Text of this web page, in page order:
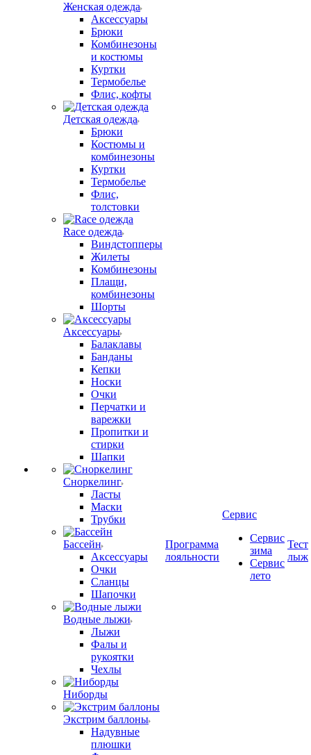
Женская одежда
Аксессуары
Брюки
Комбинезоны
и костюмы
Куртки
Термобелье
Флис, кофты
Детская одежда
Брюки
Костюмы и
комбинезоны
Куртки
Термобелье
Флис,
толстовки
Race одежда
Виндстопперы
Жилеты
Комбинезоны
Плащи,
комбинезоны
Шорты
Аксессуары
Балаклавы
Банданы
Кепки
Носки
Очки
Перчатки и
варежки
Пропитки и
стирки
Шапки
Сноркелинг
Ласты
Маски
Трубки
Бассейн
Аксессуары
Очки
Сланцы
Шапочки
Водные лыжи
Лыжи
Фалы и
рукоятки
Чехлы
Ниборды
Экстрим баллоны
Надувные
плюшки
Программа
лояльности
Сервис
Сервис
зима
Сервис
лето
Тест
лыж